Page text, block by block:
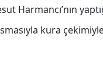
Harmancı’nın
kura